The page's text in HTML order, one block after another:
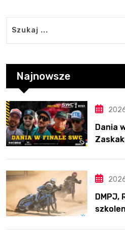
Najnowsze
Dania
DMPJ,